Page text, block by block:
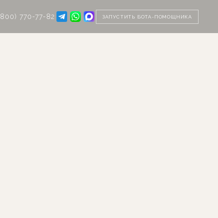
770-77-82 ЗАПУСТИТЬ БОТА-ПОМОЩНИКА